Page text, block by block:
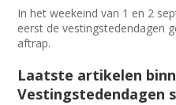
In het weekeind van 1 en 2
eerst de vestingstedendagen
aftrap.
Laatste artikelen
Vestingstedendagen